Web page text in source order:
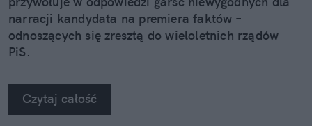
narracji kandydata na premiera faktów –
odnoszących się zresztą do wieloletnich rządów
PiS.
Czytaj całość